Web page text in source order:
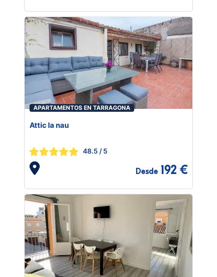
APARTAMENTOS EN TARRAGONA
Attic la nau
48.5 / 5
Desde 192 €